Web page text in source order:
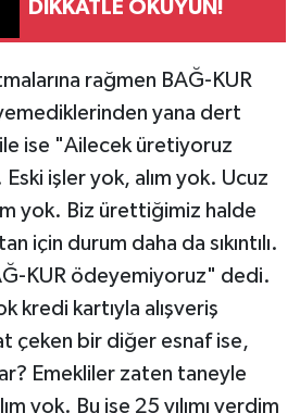
DİKKATLE OKUYUN!
rağmen BAĞ-KUR
yana dert
ise "Ailecek üretiyoruz
işler yok, alım yok. Ucuz
yok. Biz ürettiğimiz halde
için durum daha da sıkıntılı.
KUR ödeyemiyoruz" dedi.
kredi kartıyla alışveriş
çeken bir diğer esnaf ise,
Emekliler zaten taneyle
yok. Bu işe 25 yılımı verdim